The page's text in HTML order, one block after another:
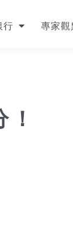
行 專家觀